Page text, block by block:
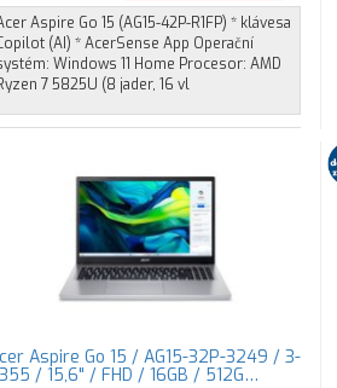
Aspire Go 15 (AG15-42P-R1FP) * klávesa
(AI) * AcerSense App Operační
Windows 11 Home Procesor: AMD
7 5825U (8 jader, 16 vl
Aspire Go 15 / AG15-32P-3249 / 3-
/ 15,6" / FHD / 16GB / 512G…